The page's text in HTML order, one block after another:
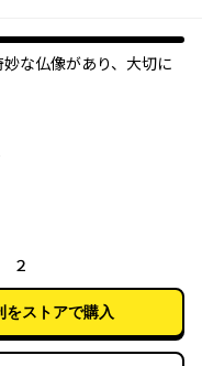
な仏像があり、大切に
の最中、「仏を近づけ
とに巻き込まれてい
その正体が顔を出す第一
01月30日
２
をストアで購入